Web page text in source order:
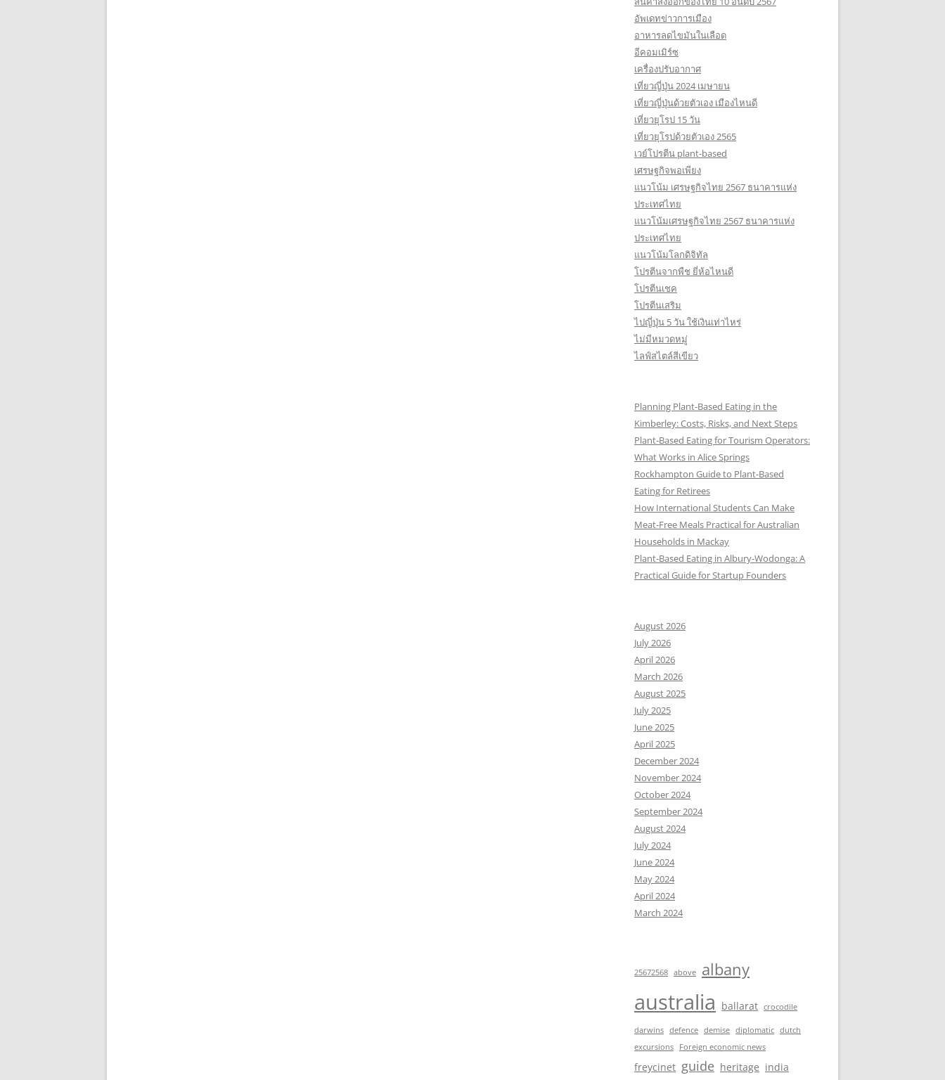
อัพเดทข่าวการเมือง
อาหารลดไขมันในเลือด
อีคอมเมิร์ซ
เครื่องปรับอากาศ
เที่ยวญี่ปุ่น 2024 เมษายน
เที่ยวญี่ปุ่นด้วยตัวเอง เมืองไหนดี
เที่ยวยุโรป 15 วัน
เที่ยวยุโรปด้วยตัวเอง 2565
เวย์โปรตีน plant-based
เศรษฐกิจพอเพียง
แนวโน้ม เศรษฐกิจไทย 2567 ธนาคารแห่ง
ประเทศไทย
แนวโน้มเศรษฐกิจไทย 2567 ธนาคารแห่ง
ประเทศไทย
แนวโน้มโลกดิจิทัล
โปรตีนจากพืช ยี่ห้อไหนดี
โปรตีนเชค
โปรตีนเสริม
ไปญี่ปุ่น 5 วัน ใช้เงินเท่าไหร่
ไม่มีหมวดหมู่
ไลฟ์สไตล์สีเขียว
Planning Plant-Based Eating in the
Kimberley: Costs, Risks, and Next Steps
Plant-Based Eating for Tourism Operators:
What Works in Alice Springs
Rockhampton Guide to Plant-Based
Eating for Retirees
How International Students Can Make
Meat-Free Meals Practical for Australian
Households in Mackay
Plant-Based Eating in Albury-Wodonga: A
Practical Guide for Startup Founders
August 2026
July 2026
April 2026
March 2026
August 2025
July 2025
June 2025
April 2025
December 2024
November 2024
October 2024
September 2024
August 2024
July 2024
June 2024
May 2024
April 2024
March 2024
25672568 above albany
australia ballarat crocodile
darwins defence demise diplomatic dutch
excursions
Foreign economic news
freycinet guide heritage india